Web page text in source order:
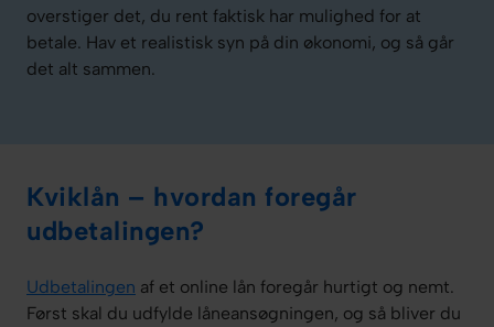
overstiger det, du rent faktisk har mulighed for at
betale. Hav et realistisk syn på din økonomi, og så går
det alt sammen.
Kviklån – hvordan foregår
udbetalingen?
Udbetalingen af et online lån foregår hurtigt og nemt.
Først skal du udfylde låneansøgningen, og så bliver du